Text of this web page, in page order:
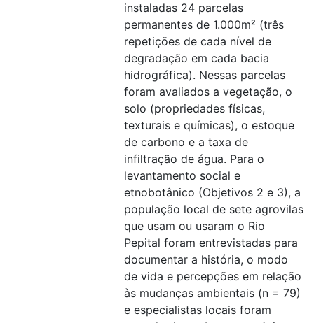
instaladas 24 parcelas
permanentes de 1.000m² (três
repetições de cada nível de
degradação em cada bacia
hidrográfica). Nessas parcelas
foram avaliados a vegetação, o
solo (propriedades físicas,
texturais e químicas), o estoque
de carbono e a taxa de
infiltração de água. Para o
levantamento social e
etnobotânico (Objetivos 2 e 3), a
população local de sete agrovilas
que usam ou usaram o Rio
Pepital foram entrevistadas para
documentar a história, o modo
de vida e percepções em relação
às mudanças ambientais (n = 79)
e especialistas locais foram